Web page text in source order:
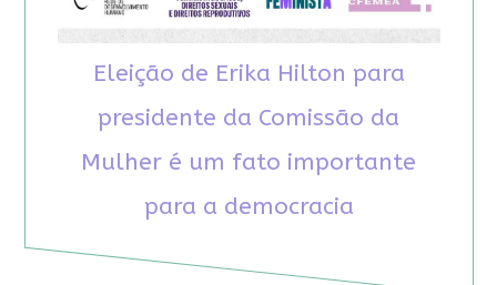
Eleição de Erika Hilton para
presidente da Comissão da
Mulher é um fato importante
para a democracia